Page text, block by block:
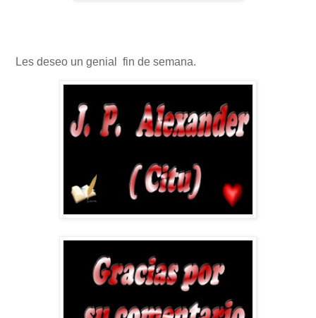
Les deseo un genial fin de semana.